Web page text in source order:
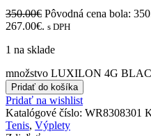
350.00€ Pôvodná cena bola:
267.00€. s DPH
1 na sklade
množstvo LUXILON 4G
Pridať do košíka
Pridať na wishlist
Katalógové číslo: WR8308301
Tenis, Výplety